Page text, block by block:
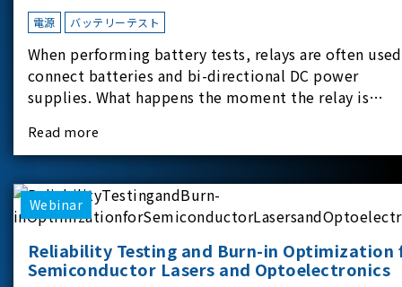
電源 バッテリーテスト
When performing battery tests, relays are often
connect batteries and bi-directional DC power
supplies. What happens the moment the relay is
experimental equipment for this study.provides an
applicati
Read more
Webinar
Reliability Testing and Burn-in Optimization
Semiconductor Lasers and Optoelectronics